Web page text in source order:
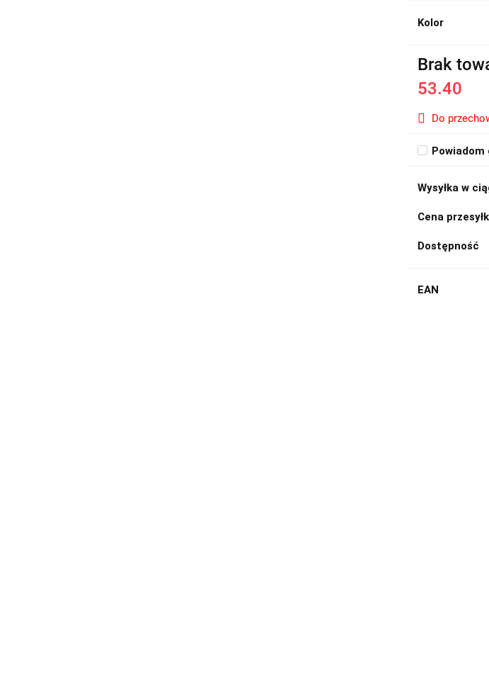
Kolor
Brak
53.40
Do
Wysyłka w
Cena
Dostępność
EAN